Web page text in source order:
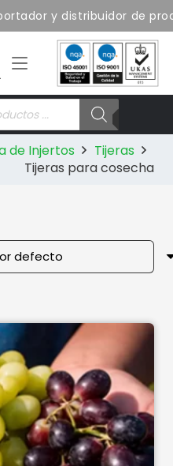
y distribuidor de
de Injertos
Tijeras
Tijeras para cosecha